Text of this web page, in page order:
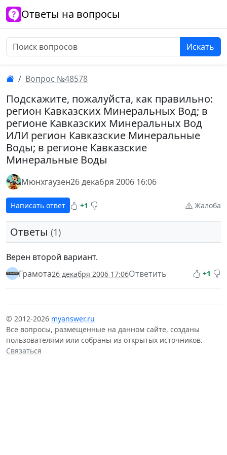
Ответы на вопросы
Искать
Вопрос №48578
Подскажите, пожалуйста, как правильно:
регион Кавказских Минеральных Вод; в
регионе Кавказских Минеральных Вод
ИЛИ регион Кавказские Минеральные
Воды; в регионе Кавказские
Минеральные Воды
Мюнхгаузен26 декабря 2006 16:06
Написать ответ +1 Жалоба
Ответы (1)
Верен второй вариант.
Грамота26 декабря 2006 17:06Ответить +1
© 2012-2026 myanswer.ru
Все вопросы, размещенные на данном сайте, созданы
пользователями или собраны из открытых источников.
Связаться